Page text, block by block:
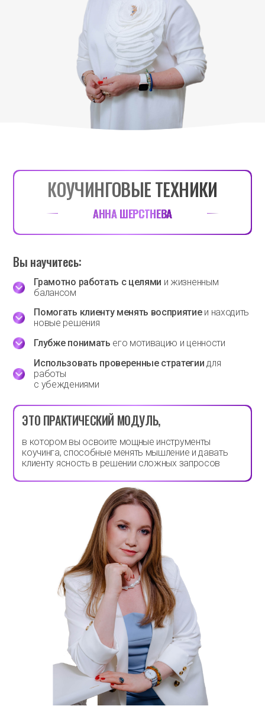
КОУЧИНГОВЫЕ ТЕХНИКИ
АННАШЕРСТНЕВА
ЭТО ПРАКТИЧЕСКИЙ МОДУЛЬ,
в котором вы освоите мощные инструменты
коучинга, способные менять мышление и давать
клиенту ясность в решении сложных запросов
Вы научитесь:
Грамотно работать с целями и жизненным
балансом
Помогать клиенту менять восприятиеи находить
новые решения
Глубже понимать его мотивацию и ценности
Использовать проверенные стратегии для
работы
с убеждениями